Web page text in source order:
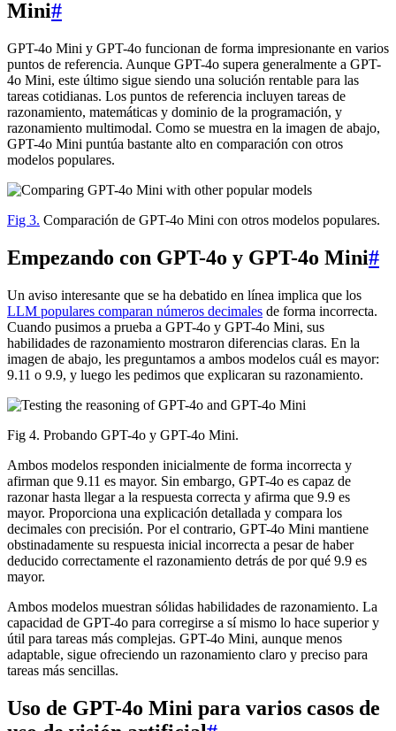
Mini#
GPT-4o Mini y GPT-4o funcionan de forma impresionante en varios
puntos de referencia. Aunque GPT-4o supera generalmente a GPT-
4o Mini, este último sigue siendo una solución rentable para las
tareas cotidianas. Los puntos de referencia incluyen tareas de
razonamiento, matemáticas y dominio de la programación, y
razonamiento multimodal. Como se muestra en la imagen de abajo,
GPT-4o Mini puntúa bastante alto en comparación con otros
modelos populares.
Fig 3. Comparación de GPT-4o Mini con otros modelos populares.
Empezando con GPT-4o y GPT-4o Mini#
Un aviso interesante que se ha debatido en línea implica que los
LLM populares comparan números decimales de forma incorrecta.
Cuando pusimos a prueba a GPT-4o y GPT-4o Mini, sus
habilidades de razonamiento mostraron diferencias claras. En la
imagen de abajo, les preguntamos a ambos modelos cuál es mayor:
9.11 o 9.9, y luego les pedimos que explicaran su razonamiento.
Fig 4. Probando GPT-4o y GPT-4o Mini.
Ambos modelos responden inicialmente de forma incorrecta y
afirman que 9.11 es mayor. Sin embargo, GPT-4o es capaz de
razonar hasta llegar a la respuesta correcta y afirma que 9.9 es
mayor. Proporciona una explicación detallada y compara los
decimales con precisión. Por el contrario, GPT-4o Mini mantiene
obstinadamente su respuesta inicial incorrecta a pesar de haber
deducido correctamente el razonamiento detrás de por qué 9.9 es
mayor.
Ambos modelos muestran sólidas habilidades de razonamiento. La
capacidad de GPT-4o para corregirse a sí mismo lo hace superior y
útil para tareas más complejas. GPT-4o Mini, aunque menos
adaptable, sigue ofreciendo un razonamiento claro y preciso para
tareas más sencillas.
Uso de GPT-4o Mini para varios casos de